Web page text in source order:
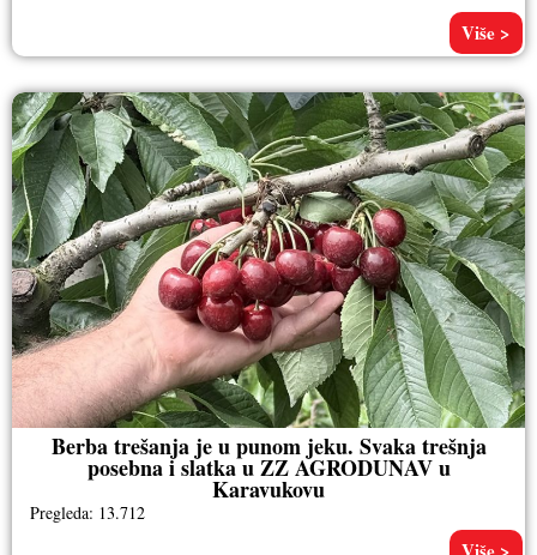
Više >
Berba trešanja je u punom jeku. Svaka trešnja
posebna i slatka u ZZ AGRODUNAV u
Karavukovu
Pregleda: 13.712
Više >